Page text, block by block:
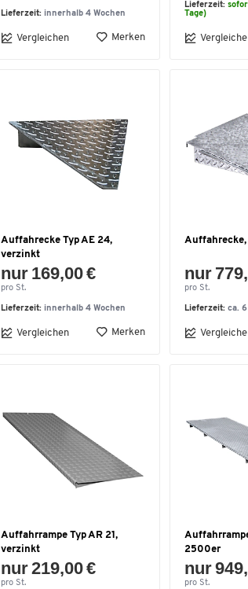
Lieferzeit: innerhalb 4 Wochen
Vergleichen Merken
Lieferzeit:
Tage)
Auffahrecke Typ AE 24,
verzinkt
nur 169,00 €
pro St.
Lieferzeit: innerhalb 4 Wochen
Vergleichen Merken
Auffahrecke,
nur
pro St.
Lieferzeit: ca.
Auffahrrampe Typ AR 21,
verzinkt
nur 219,00 €
pro St.
2500er
nur
pro St.